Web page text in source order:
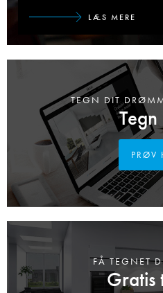
LÆS MERE
Tegn
TEGN DIT
PRØV
Gratis
FÅ TEGNET